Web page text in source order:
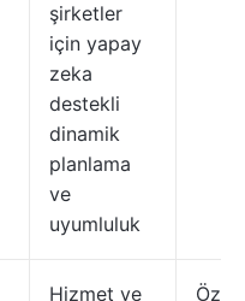
şirketler
için yapay
zeka
destekli
dinamik
planlama
ve
uyumluluk
Hizmet ve
Özel